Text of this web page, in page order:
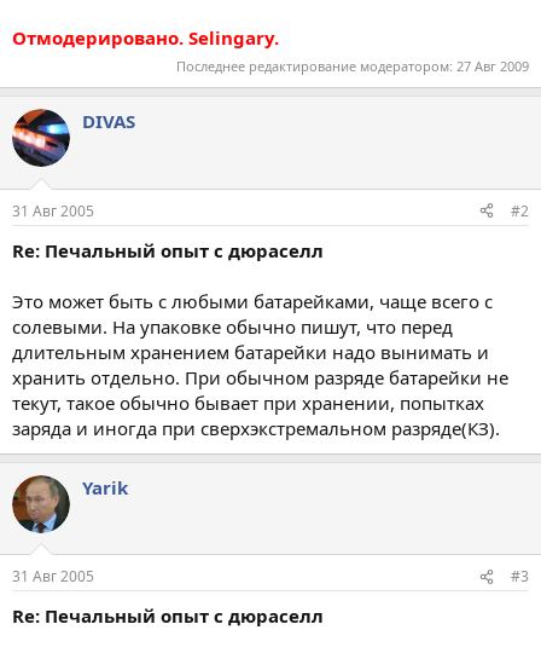
Отмодерировано. Selingary.
Последнее редактирование модератором: 27 Авг 2009
DIVAS
31 Авг 2005 #2
Re: Печальный опыт с дюраселл
Это может быть с любыми батарейками, чаще всего с
солевыми. На упаковке обычно пишут, что перед
длительным хранением батарейки надо вынимать и
хранить отдельно. При обычном разряде батарейки не
текут, такое обычно бывает при хранении, попытках
заряда и иногда при сверхэкстремальном разряде(КЗ).
Yarik
31 Авг 2005 #3
Re: Печальный опыт с дюраселл